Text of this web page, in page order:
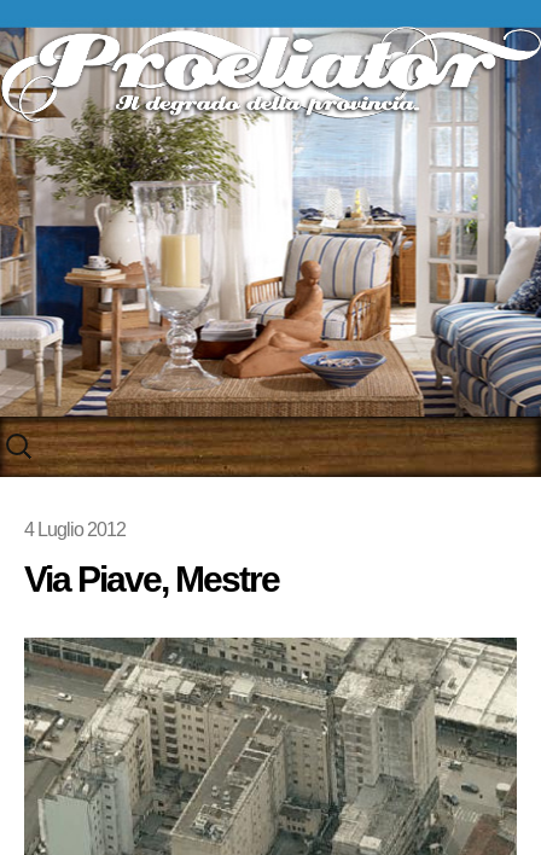
Skip
to
content
4 Luglio 2012
Via Piave, Mestre